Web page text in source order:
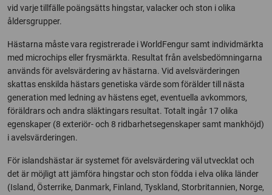
vid varje tillfälle poängsätts hingstar, valacker och ston i olika
åldersgrupper.
Hästarna måste vara registrerade i WorldFengur samt individmärkta
med microchips eller frysmärkta. Resultat från avelsbedömningarna
används för avelsvärdering av hästarna. Vid avelsvärderingen
skattas enskilda hästars genetiska värde som förälder till nästa
generation med ledning av hästens eget, eventuella avkommors,
föräldrars och andra släktingars resultat. Totalt ingår 17 olika
egenskaper (8 exteriör- och 8 ridbarhetsegenskaper samt mankhöjd)
i avelsvärderingen.
För islandshästar är systemet för avelsvärdering väl utvecklat och
det är möjligt att jämföra hingstar och ston födda i elva olika länder
(Island, Österrike, Danmark, Finland, Tyskland, Storbritannien, Norge,